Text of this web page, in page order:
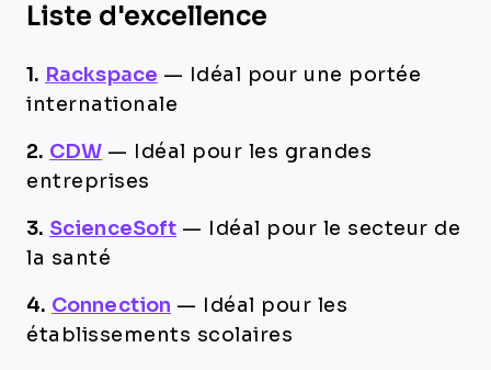
Liste d'excellence
1. Rackspace —
Idéal pour une portée
internationale
2. CDW —
Idéal pour les grandes
entreprises
3. ScienceSoft —
Idéal pour le secteur de
la santé
4. Connection —
Idéal pour les
établissements scolaires